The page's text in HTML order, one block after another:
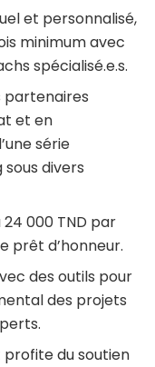
et personnalisé,
minimum avec
spécialisé.e.s.
partenaires
et en
série
divers
000 TND par
prêt d’honneur.
des outils pour
des projets
du soutien